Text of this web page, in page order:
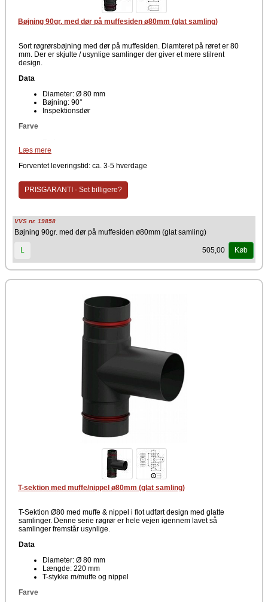
Bøjning 90gr. med dør på muffesiden ø80mm (glat samling)
Sort røgrørsbøjning med dør på muffesiden. Diamteret på røret er 80
mm. Der er skjulte / usynlige samlinger der giver et mere stilrent
design.
Data
Diameter: Ø 80 mm
Bøjning: 90°
Inspektionsdør
Farve
indbygget dør. Døren er placeret på muffesiden. For at kunne foretage
renselem / dør.
Læs mere
Forventet leveringstid: ca. 3-5 hverdage
PRISGARANTI - Set billigere?
VVS nr. 19858
Bøjning 90gr. med dør på muffesiden ø80mm (glat samling)
L 505,00 Køb
T-sektion med muffe/nippel ø80mm (glat samling)
T-Sektion Ø80 med muffe & nippel i flot udført design med glatte
samlinger. Denne serie røgrør er hele vejen igennem lavet så
samlinger fremstår usynlige.
Data
Diameter: Ø 80 mm
Længde: 220 mm
T-stykke m/muffe og nippel
Farve